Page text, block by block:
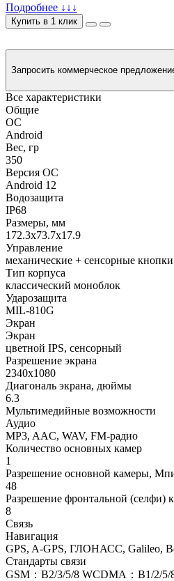
Подробнее ↓↓↓
Купить в 1 клик
Запросить коммерческое
Все характеристики
Общие
ОС
Android
Вес, гр
350
Версия ОС
Android 12
Водозащита
IP68
Размеры, мм
172.3х73.7х17.9
Управление
механические + сенсорные кнопки
Тип корпуса
классический моноблок
Ударозащита
MIL-810G
Экран
Экран
цветной IPS, сенсорный
Разрешение экрана
2340x1080
Диагональ экрана, дюймы
6.3
Мультимедийные возможности
Аудио
MP3, AAC, WAV, FM-радио
Количество основных камер
1
Разрешение основной камеры,
48
Разрешение фронтальной (селфи)
8
Связь
Навигация
GPS, A-GPS, ГЛОНАСС, Galileo,
Стандарты связи
GSM：B2/3/5/8 WCDMA：B1/2/